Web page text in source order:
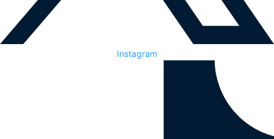
Instagram